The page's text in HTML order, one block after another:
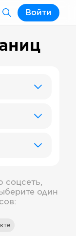
Войти
соцсеть,
один